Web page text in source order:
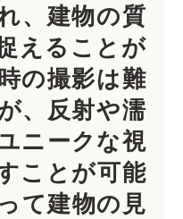
、建物の質
えることが
の撮影は難
、反射や濡
ニークな視
ことが可能
て建物の見